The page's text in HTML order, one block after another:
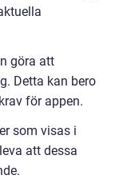
göra att
Detta kan bero
för appen.
som visas i
att dessa